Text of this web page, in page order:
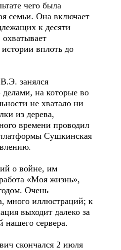
чего была
семьи. Она включает
к десяти
вплоть до
занялся
на которые во
не хватало ни
из дерева,
времени проводил
Сушкинская
о войне, им
«Моя жизнь»,
Очень
много иллюстраций; к
выходит далеко за
нашего сервера.
скончался 2 июля